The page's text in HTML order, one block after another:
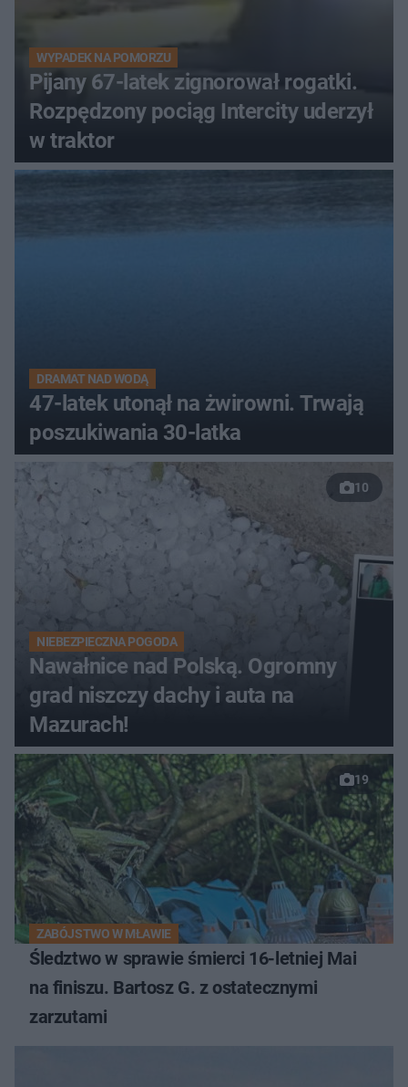
WYPADEK NA POMORZU
Pijany 67-latek zignorował rogatki.
Rozpędzony pociąg Intercity uderzył
w traktor
DRAMAT NAD WODĄ
47-latek utonął na żwirowni. Trwają
poszukiwania 30-latka
10
NIEBEZPIECZNA POGODA
Nawałnice nad Polską. Ogromny
grad niszczy dachy i auta na
Mazurach!
19
ZABÓJSTWO W MŁAWIE
Śledztwo w sprawie śmierci 16-letniej Mai
na finiszu. Bartosz G. z ostatecznymi
zarzutami